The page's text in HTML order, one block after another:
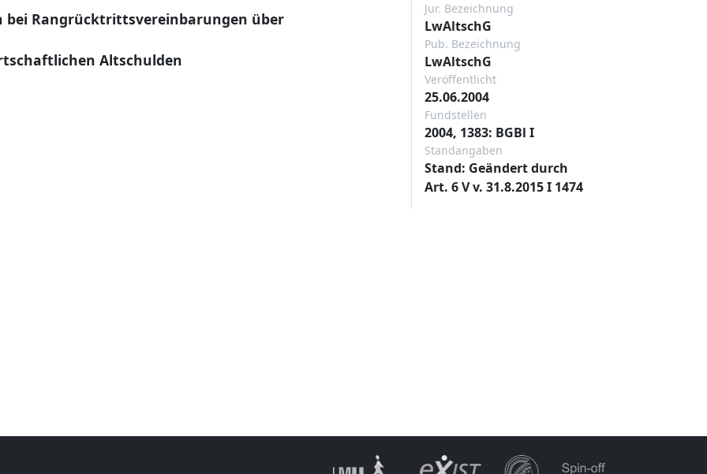
Rangrücktrittsvereinbarungen über
Altschulden
Jur. Bezeichnung
LwAltschG
Pub. Bezeichnung
LwAltschG
Veröffentlicht
25.06.2004
Fundstellen
2004, 1383: BGBl I
Standangaben
Stand: Geändert durch
Art. 6 V v. 31.8.2015 I 1474